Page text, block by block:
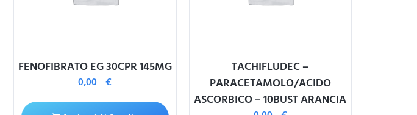
FENOFIBRATO EG 30CPR 145MG
0,00€
TACHIFLUDEC –
PARACETAMOLO/ACIDO
ASCORBICO – 10BUST ARANCIA